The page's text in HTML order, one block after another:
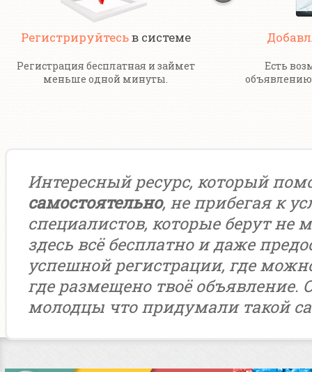
Регистрируйтесьв системе
Регистрация бесплатная и займет
меньше одной минуты.
Есть
Интересный ресурс, который
самостоятельно, не прибегая к
специалистов, которые берут не
здесь всё бесплатно и даже
успешной регистрации, где
где размещено твоё объявление.
молодцы что придумали такой